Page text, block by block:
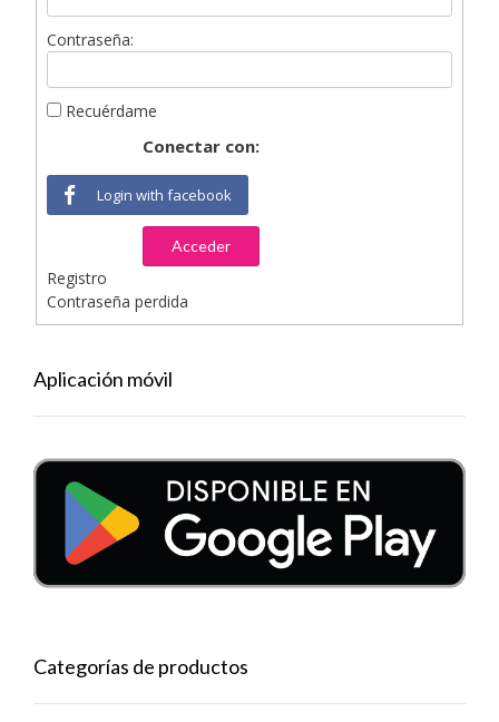
Contraseña:
Recuérdame
Conectar con:
Login with facebook
Acceder
Registro
Contraseña perdida
Aplicación móvil
Categorías de productos